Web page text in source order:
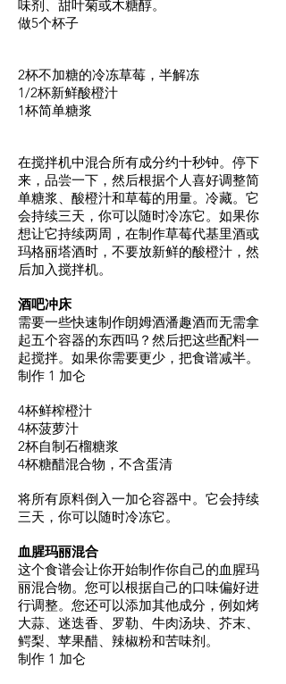
味剂、甜叶菊或木糖醇。
做5个杯子
2杯不加糖的冷冻草莓，半解冻
1/2杯新鲜酸橙汁
1杯简单糖浆
在搅拌机中混合所有成分约十秒钟。停下
来，品尝一下，然后根据个人喜好调整简
单糖浆、酸橙汁和草莓的用量。冷藏。它
会持续三天，你可以随时冷冻它。如果你
想让它持续两周，在制作草莓代基里酒或
玛格丽塔酒时，不要放新鲜的酸橙汁，然
后加入搅拌机。
酒吧冲床
需要一些快速制作朗姆酒潘趣酒而无需拿
起五个容器的东西吗？然后把这些配料一
起搅拌。如果你需要更少，把食谱减半。
制作 1 加仑
4杯鲜榨橙汁
4杯菠萝汁
2杯自制石榴糖浆
4杯糖醋混合物，不含蛋清
将所有原料倒入一加仑容器中。它会持续
三天，你可以随时冷冻它。
血腥玛丽混合
这个食谱会让你开始制作你自己的血腥玛
丽混合物。您可以根据自己的口味偏好进
行调整。您还可以添加其他成分，例如烤
大蒜、迷迭香、罗勒、牛肉汤块、芥末、
鳄梨、苹果醋、辣椒粉和苦味剂。
制作 1 加仑